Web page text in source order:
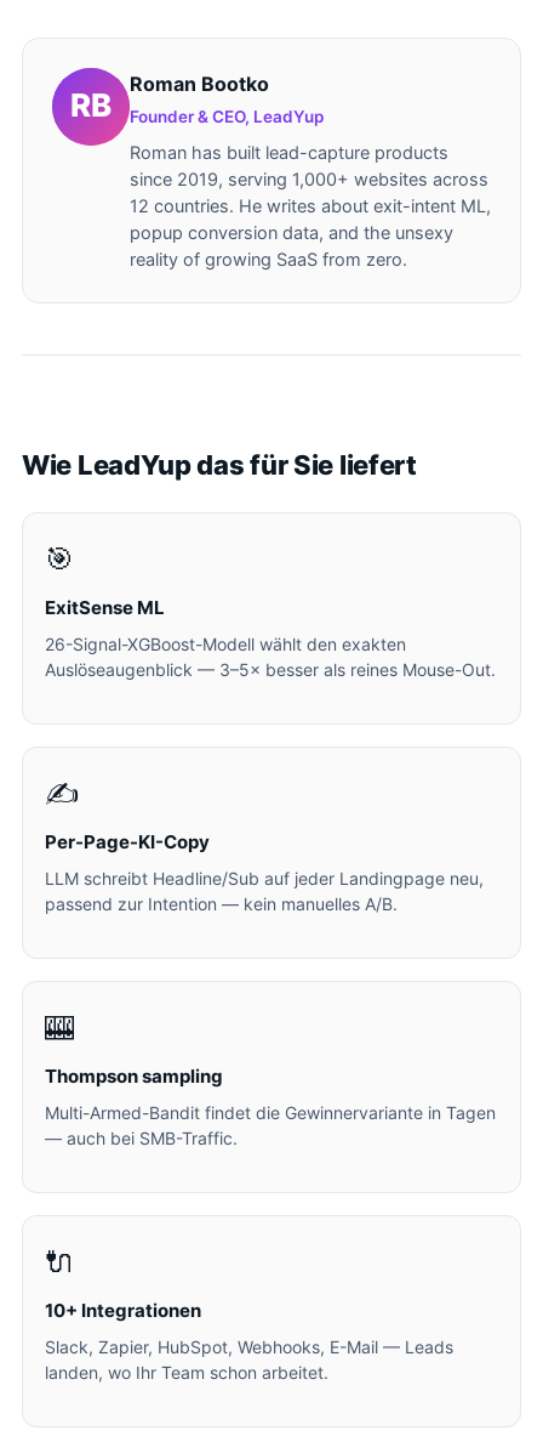
Roman Bootko
Founder & CEO, LeadYup
Roman has built lead-capture products
since 2019, serving 1,000+ websites across
12 countries. He writes about exit-intent ML,
popup conversion data, and the unsexy
reality of growing SaaS from zero.
Wie LeadYup das für Sie liefert
🎯
ExitSense ML
26-Signal-XGBoost-Modell wählt den exakten
Auslöseaugenblick — 3–5× besser als reines Mouse-Out.
✍️
Per-Page-KI-Copy
LLM schreibt Headline/Sub auf jeder Landingpage neu,
passend zur Intention — kein manuelles A/B.
🎰
Thompson sampling
Multi-Armed-Bandit findet die Gewinnervariante in Tagen
— auch bei SMB-Traffic.
🔌
10+ Integrationen
Slack, Zapier, HubSpot, Webhooks, E-Mail — Leads
landen, wo Ihr Team schon arbeitet.